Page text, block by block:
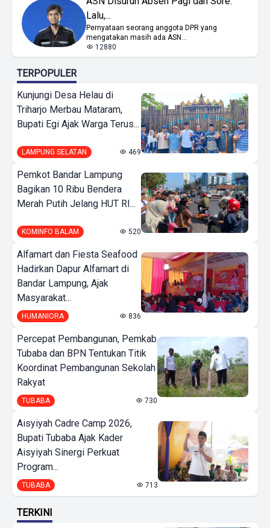
Lalu,...
Pernyataan seorang anggota DPR yang
mengatakan masih ada ASN...
12880
TERPOPULER
Kunjungi Desa Helau di
Triharjo Merbau Mataram,
Bupati Egi Ajak Warga Terus...
LAMPUNG SELATAN 469
Pemkot Bandar Lampung
Bagikan 10 Ribu Bendera
Merah Putih Jelang HUT RI...
KOMINFO BALAM 520
Alfamart dan Fiesta Seafood
Hadirkan Dapur Alfamart di
Bandar Lampung, Ajak
Masyarakat...
HUMANIORA 836
Percepat Pembangunan, Pemkab
Tubaba dan BPN Tentukan Titik
Koordinat Pembangunan Sekolah
Rakyat
TUBABA 730
Aisyiyah Cadre Camp 2026,
Bupati Tubaba Ajak Kader
Aisyiyah Sinergi Perkuat
Program...
TUBABA 713
TERKINI